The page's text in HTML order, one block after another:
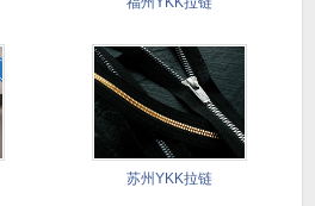
苏州YKK拉链